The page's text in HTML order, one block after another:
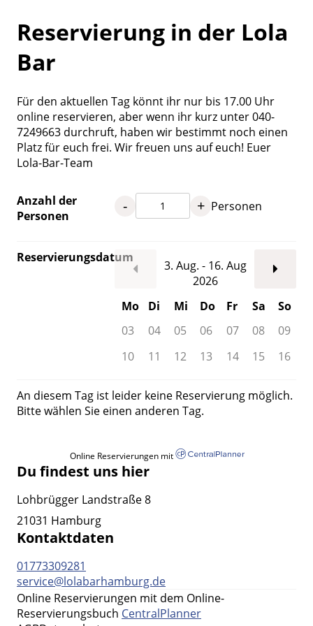
Reservierung in der Lola
Bar
Für den aktuellen Tag könnt ihr nur bis 17.00 Uhr
online reservieren, aber wenn ihr kurz unter 040-
7249663 durchruft, haben wir bestimmt noch einen
Platz für euch frei. Wir freuen uns auf euch! Euer
Lola-Bar-Team
Anzahl der
Personen
- + Personen
Reservierungsdatum
3. Aug. - 16. Aug
2026
Mo
Di Mi Do Fr Sa
So
03
04 05 06 07 08
09
10
11 12 13 14 15 16
An diesem Tag ist leider keine Reservierung möglich.
Bitte wählen Sie einen anderen Tag.
Online Reservierungen mit
Du findest uns hier
Lohbrügger Landstraße 8
21031 Hamburg
Kontaktdaten
01773309281
service@lolabarhamburg.de
Online Reservierungen mit dem Online-
Reservierungsbuch CentralPlanner